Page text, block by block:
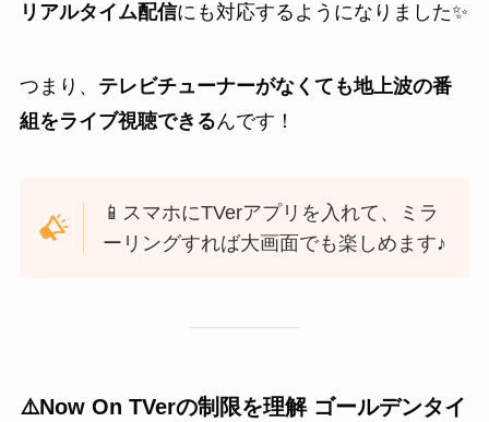
リアルタイム配信にも対応するようになりました✨
つまり、 テレビチューナーがなくても地上波の番
組をライブ視聴できるんです！
📱スマホにTVerアプリを入れて、ミラ
ーリングすれば大画面でも楽しめます♪
⚠️Now On TVerの制限を理解 ゴールデンタイ